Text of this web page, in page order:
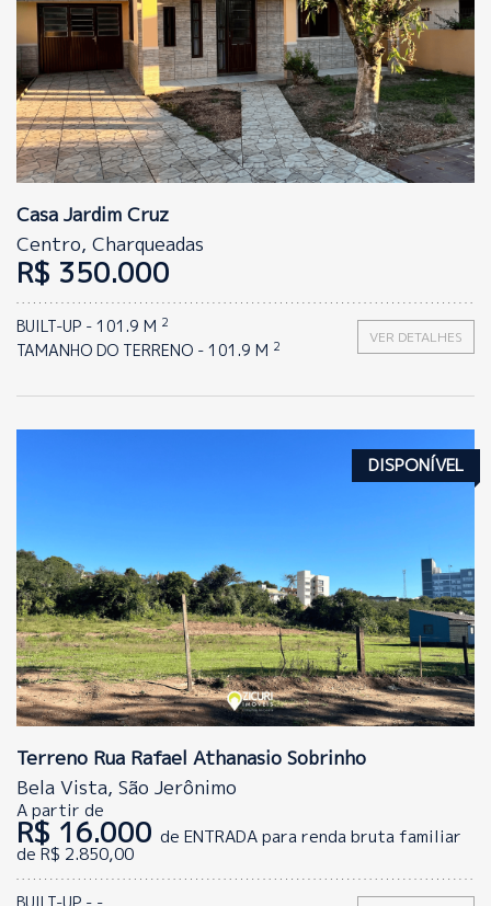
Quartos:
2
Banheiros:
2
Casa Jardim Cruz
Centro, Charqueadas
R$ 350.000
VER DETALHES
BUILT-UP - 101.9 M 2
TAMANHO DO TERRENO - 101.9 M 2
DISPONÍVEL
Terreno Rua Rafael Athanasio Sobrinho
Bela Vista, São Jerônimo
A partir de
R$ 16.000 de ENTRADA para renda bruta familiar
de R$ 2.850,00